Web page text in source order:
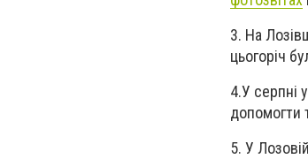
3. На
цьогоріч
4.У серпні
допомогти
5. У